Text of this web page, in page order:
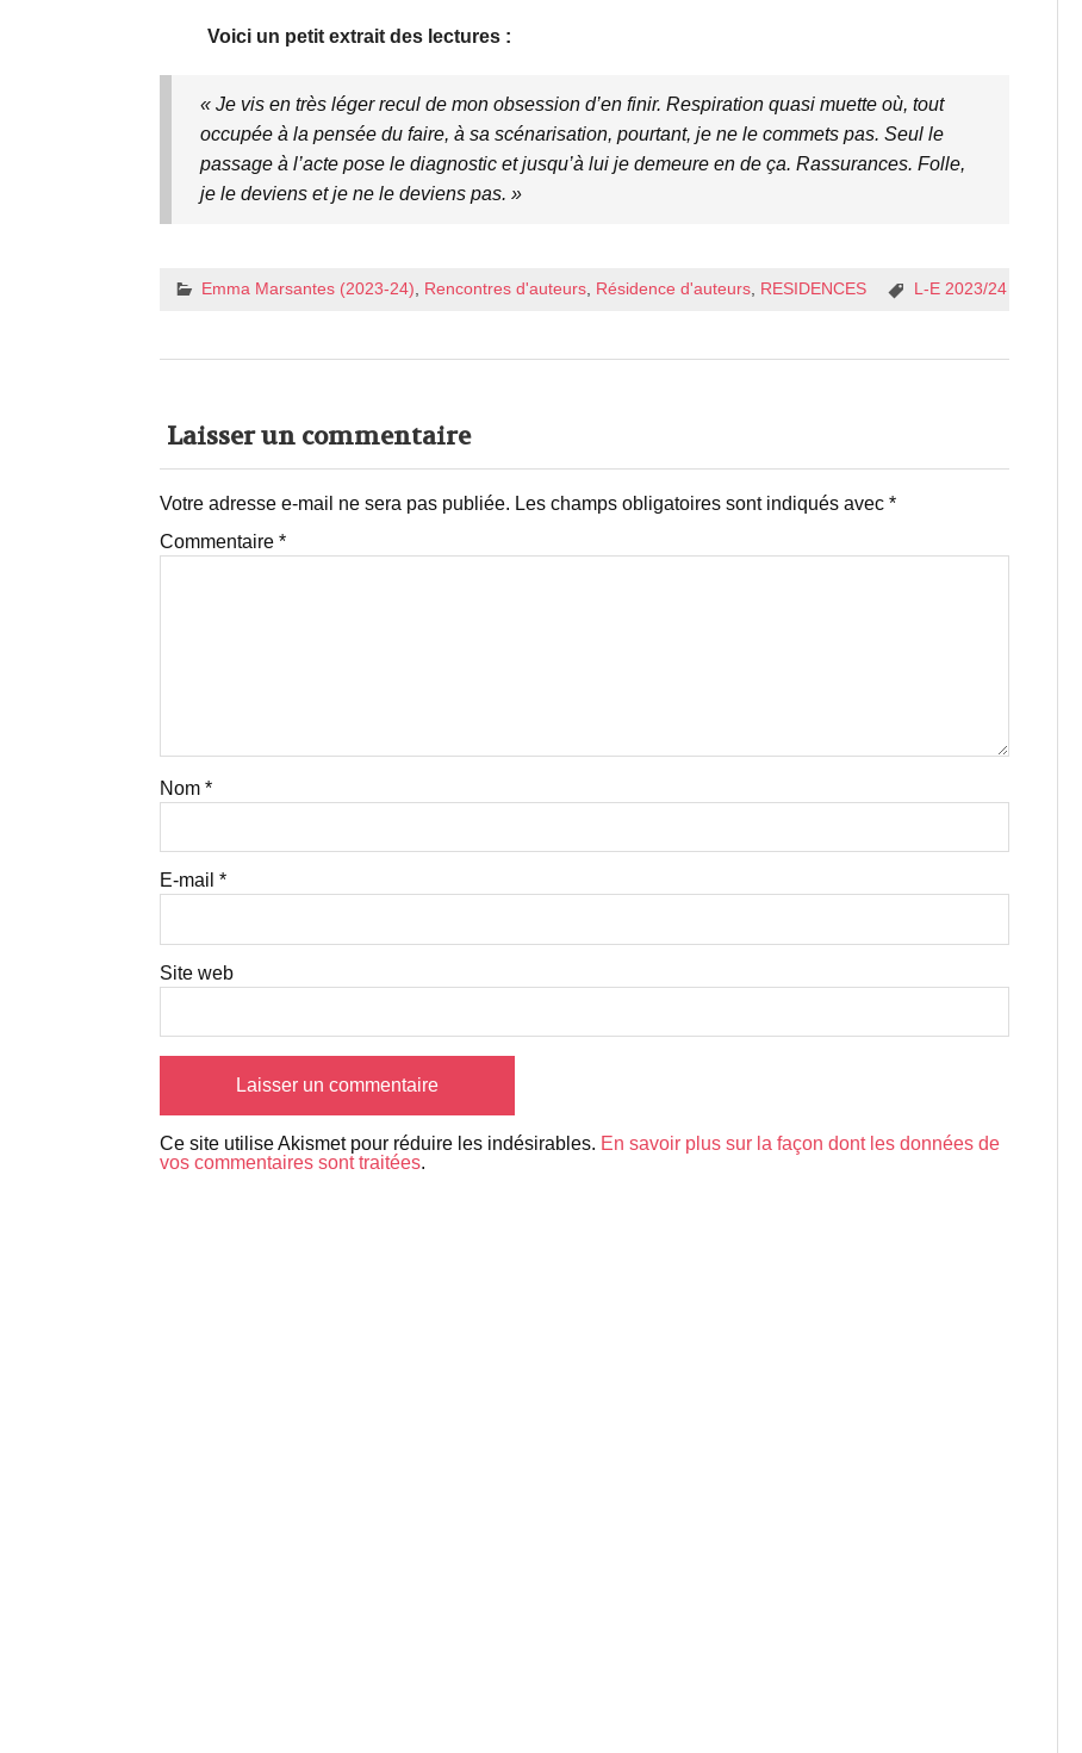
Voici un petit extrait des lectures :
« Je vis en très léger recul de mon obsession d’en finir. Respiration quasi muette où, tout
occupée à la pensée du faire, à sa scénarisation, pourtant, je ne le commets pas. Seul le
passage à l’acte pose le diagnostic et jusqu’à lui je demeure en de ça. Rassurances. Folle,
je le deviens et je ne le deviens pas. »
Emma Marsantes (2023-24) Rencontres d'auteurs Résidence d'auteurs RESIDENCES L-E 2023/24
Laisser un commentaire
Votre adresse e-mail ne sera pas publiée. Les champs obligatoires sont indiqués avec *
Commentaire *
Nom *
E-mail *
Site web
Ce site utilise Akismet pour réduire les indésirables. En savoir plus sur la façon dont les données de
vos commentaires sont traitées.